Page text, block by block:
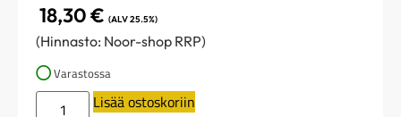
18,30€ (ALV 25.5%)
(Hinnasto: Noor-shop RRP)
Varastossa
Lisää ostoskoriin